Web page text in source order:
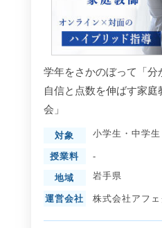
学年をさかのぼって「分
自信と点数を伸ばす家
会」
対象 小学生 ・ 中学生
授業料 -
地域 岩手県
運営会社 株式会社アフェ